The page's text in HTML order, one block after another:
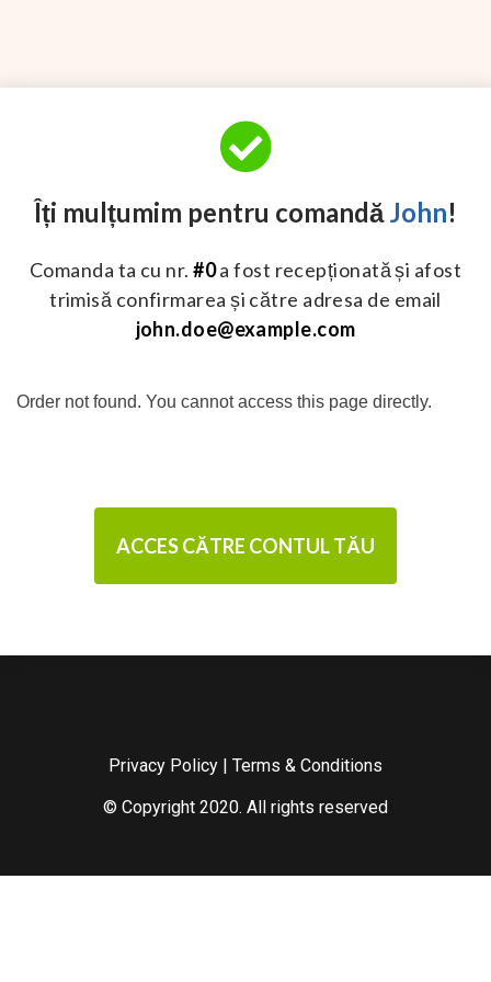
Îți mulțumim pentru comandăJohn!
Comanda ta cu nr.#0a fost recepționată și afost
trimisă confirmarea și către adresa de email
john.doe@example.com
Order not found. You cannot access this page directly.
ACCES CĂTRE CONTUL TĂU
Privacy Policy | Terms & Conditions
© Copyright 2020. All rights reserved